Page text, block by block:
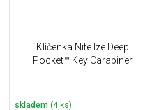
Klíčenka Nite Ize Deep
Pocket™ Key Carabiner
skladem (4 ks)